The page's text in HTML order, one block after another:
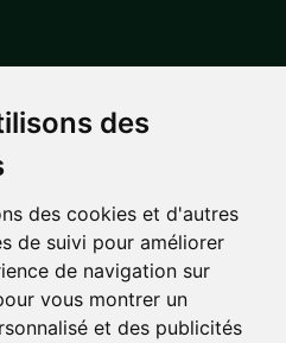
des
des cookies et d'autres
de suivi pour améliorer
de navigation sur
vous montrer un
et des publicités
Paiement sécurisé
Suivez-nous sur